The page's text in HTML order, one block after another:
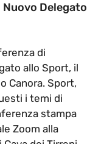
Nuovo Delegato
di
allo Sport, il
Canora. Sport,
i temi di
stampa
Zoom alla